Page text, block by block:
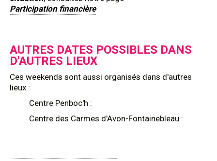
Participation financière
AUTRES DATES POSSIBLES DANS
D'AUTRES LIEUX
Ces weekends sont aussi organisés dans d'autres
lieux :
Centre Penboc'h :
Centre des Carmes d'Avon-Fontainebleau :